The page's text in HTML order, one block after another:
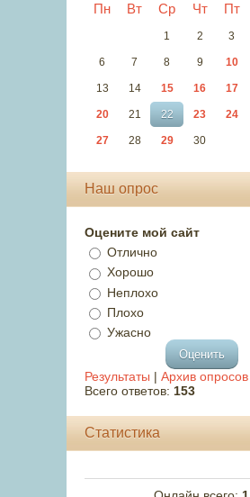
Пн Вт Ср Чт Пт
1 2 3
6 7 8 9 10
13 14 15 16 17
20 21 22 23 24
27 28 29 30
Наш опрос
Оцените мой сайт
Отлично
Хорошо
Неплохо
Плохо
Ужасно
Результаты | Архив опросов
Всего ответов: 153
Статистика